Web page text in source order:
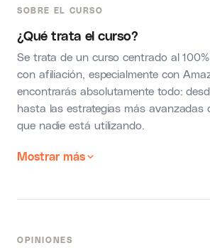
SOBRE EL CURSO
¿Qué trata el curso?
Se trata de un curso centrado al
con afiliación, especialmente con
encontrarás absolutamente todo:
hasta las estrategias más avanzadas
que nadie está utilizando.
Mostrar más
OPINIONES